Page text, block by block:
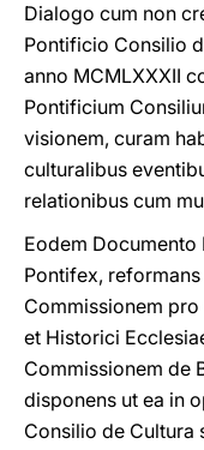
Dialogo cum non
Pontificio Consilio
anno MCMLXXXII
Pontificium
visionem, curam
culturalibus
relationibus cum
Eodem
Pontifex,
Commissionem
et Historici
Commissionem de
disponens ut ea in
Consilio de Cultura